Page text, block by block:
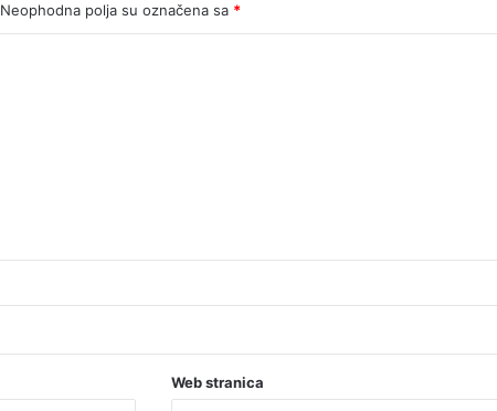
Neophodna polja su označena sa *
Web stranica